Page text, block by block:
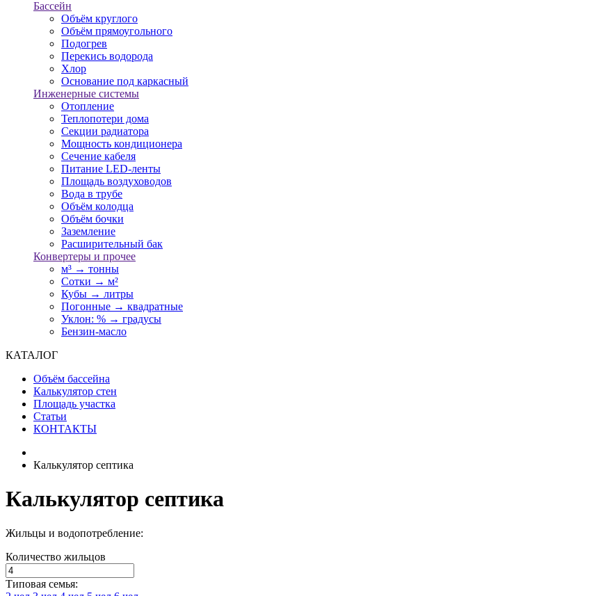
Бассейн
Объём круглого
Объём прямоугольного
Подогрев
Перекись водорода
Хлор
Основание под каркасный
Инженерные системы
Отопление
Теплопотери дома
Секции радиатора
Мощность кондиционера
Сечение кабеля
Питание LED-ленты
Площадь воздуховодов
Вода в трубе
Объём колодца
Объём бочки
Заземление
Расширительный бак
Конвертеры и прочее
м³ → тонны
Сотки → м²
Кубы → литры
Погонные → квадратные
Уклон: % → градусы
Бензин-масло
КАТАЛОГ
Объём бассейна
Калькулятор стен
Площадь участка
Статьи
КОНТАКТЫ
Калькулятор септика
Калькулятор септика
Жильцы и водопотребление:
Количество жильцов
Типовая семья: